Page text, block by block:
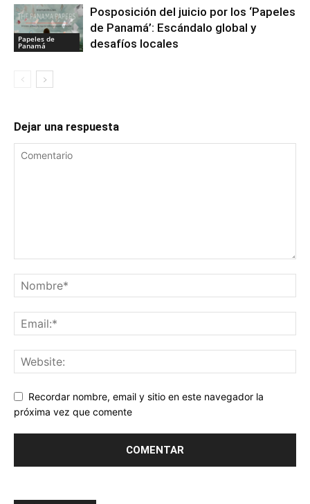
Papeles de
Panamá
Posposición del juicio por los ‘Papeles
de Panamá’: Escándalo global y
desafíos locales
Dejar una respuesta
Recordar nombre, email y sitio en este navegador la
próxima vez que comente